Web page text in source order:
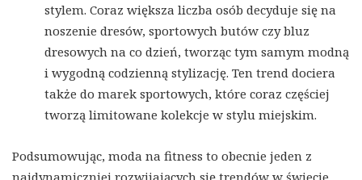
stylem. Coraz większa liczba osób decyduje się na
noszenie dresów, sportowych butów czy bluz
dresowych na co dzień, tworząc tym samym modną
i wygodną codzienną stylizację. Ten trend dociera
także do marek sportowych, które coraz częściej
tworzą limitowane kolekcje w stylu miejskim.
Podsumowując, moda na fitness to obecnie jeden z
najdynamiczniej rozwijających się trendów w świecie